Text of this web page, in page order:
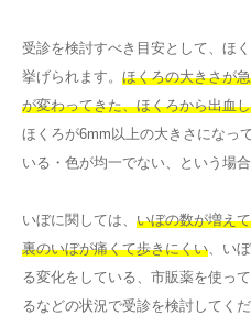
受診を検討すべき目安として、ほ
挙げられます。 ほくろの大きさが
が変わってきた、ほくろから出血
ほくろが6mm以上の大きさになっ
いる・色が均一でない、という場
いぼに関しては、 いぼの数が増え
裏のいぼが痛くて歩きにくい 、い
る変化をしている、市販薬を使っ
るなどの状況で受診を検討してくだ